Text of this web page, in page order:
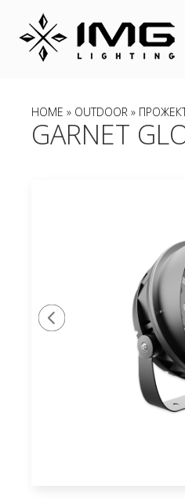
HOME » OUTDOOR »
GARNET